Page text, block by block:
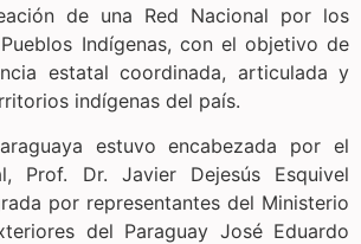
de una Red Nacional por los
Indígenas, con el objetivo de
estatal coordinada, articulada y
indígenas del país.
estuvo encabezada por el
Prof. Dr. Javier Dejesús Esquivel
por representantes del Ministerio
del Paraguay José Eduardo